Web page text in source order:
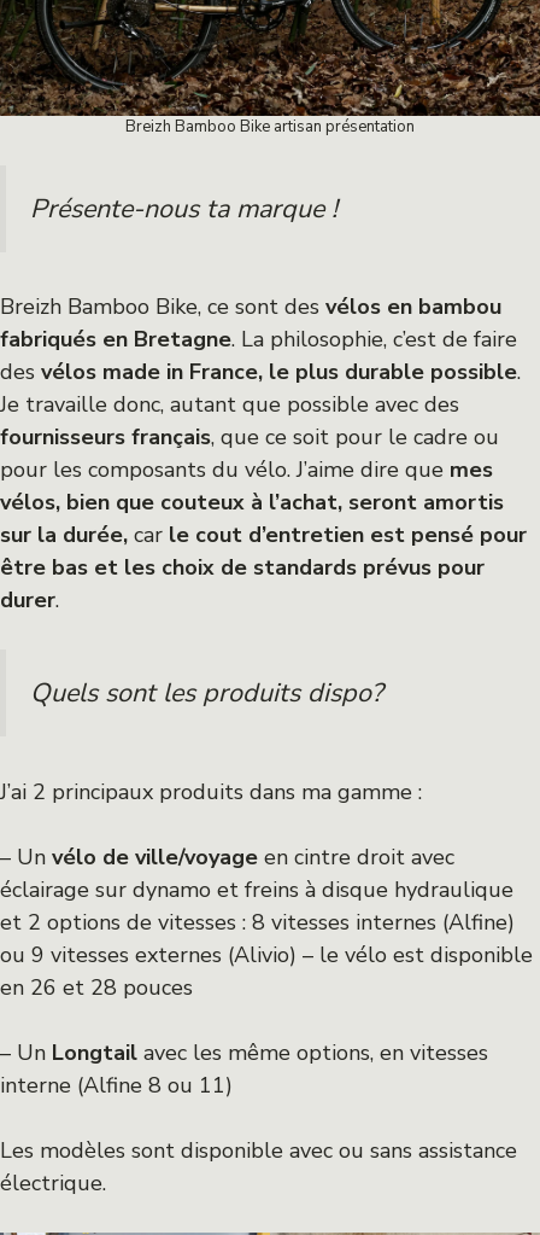
Breizh Bamboo Bike artisan présentation
Présente-nous ta marque !
Breizh Bamboo Bike, ce sont des vélos en bambou
fabriqués en Bretagne. La philosophie, c’est de faire
des vélos made in France, le plus durable possible.
Je travaille donc, autant que possible avec des
fournisseurs français, que ce soit pour le cadre ou
pour les composants du vélo. J’aime dire que mes
vélos, bien que couteux à l’achat, seront amortis
sur la durée, car le cout d’entretien est pensé pour
être bas et les choix de standards prévus pour
durer.
Quels sont les produits dispo?
J’ai 2 principaux produits dans ma gamme :
– Un vélo de ville/voyage en cintre droit avec
éclairage sur dynamo et freins à disque hydraulique
et 2 options de vitesses : 8 vitesses internes (Alfine)
ou 9 vitesses externes (Alivio) – le vélo est disponible
en 26 et 28 pouces
– Un Longtail avec les même options, en vitesses
interne (Alfine 8 ou 11)
Les modèles sont disponible avec ou sans assistance
électrique.